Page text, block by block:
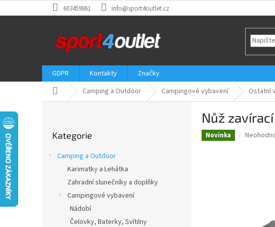
na
603459861 info@sport4outlet.cz
GDPR Kontakty
Značky
Domů Camping a Outdoor Campingové vybavení Ostatní
kategorie
Kategorie
Camping a Outdoor
Karimatky a Lehátka
Zahradní slunečníky a doplňky
Campingové vybavení
Nádobí
Čelovky, Baterky, Svítilny
Nůž
Novinka
Průměrné